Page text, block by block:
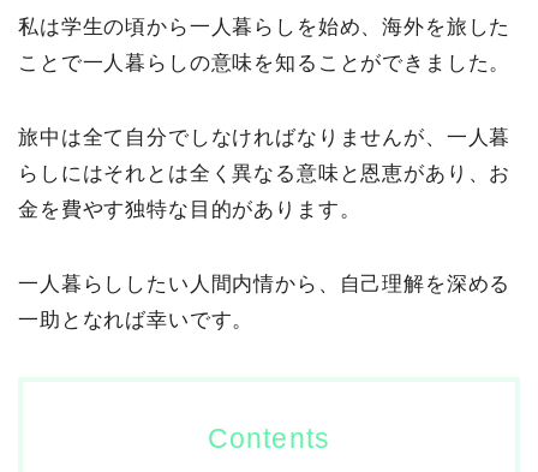
私は学生の頃から一人暮らしを始め、海外を旅した
ことで一人暮らしの意味を知ることができました。
旅中は全て自分でしなければなりませんが、一人暮
らしにはそれとは全く異なる意味と恩恵があり、お
金を費やす独特な目的があります。
一人暮らししたい人間内情から、自己理解を深める
一助となれば幸いです。
Contents